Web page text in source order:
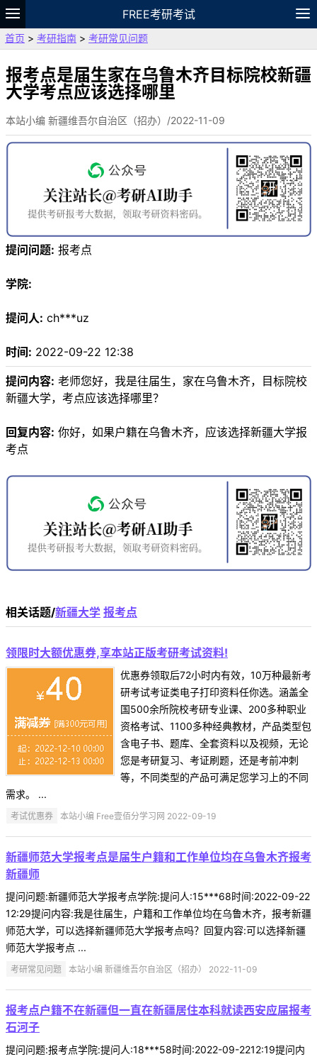
FREE考研考试
题库
故事 专题 APP
VIP
资料
首页 > 考研指南 > 考研常见问题
报考点是届生家在乌鲁木齐目标院校新疆
大学考点应该选择哪里
本站小编 新疆维吾尔自治区（招办）/2022-11-09
提问问题: 报考点
学院:
提问人: ch***uz
时间: 2022-09-22 12:38
提问内容: 老师您好，我是往届生，家在乌鲁木齐，目标院校
新疆大学，考点应该选择哪里？
回复内容: 你好，如果户籍在乌鲁木齐，应该选择新疆大学报
考点
相关话题/新疆大学 报考点
领限时大额优惠券,享本站正版考研考试资料!
优惠券领取后72小时内有效，10万种最新考
研考试考证类电子打印资料任你选。涵盖全
国500余所院校考研专业课、200多种职业
资格考试、1100多种经典教材，产品类型包
含电子书、题库、全套资料以及视频，无论
您是考研复习、考证刷题，还是考前冲刺
等，不同类型的产品可满足您学习上的不同
需求。 ...
考试优惠券 本站小编 Free壹佰分学习网 2022-09-19
新疆师范大学报考点是届生户籍和工作单位均在乌鲁木齐报考
新疆师
提问问题:新疆师范大学报考点学院:提问人:15***68时间:2022-09-22
12:29提问内容:我是往届生，户籍和工作单位均在乌鲁木齐，报考新疆
师范大学，可以选择新疆师范大学报考点吗？回复内容:可以选择新疆
师范大学报考点 ...
考研常见问题 本站小编 新疆维吾尔自治区（招办） 2022-11-09
报考点户籍不在新疆但一直在新疆居住本科就读西安应届报考
石河子
提问问题:报考点学院:提问人:18***58时间:2022-09-2212:19提问内